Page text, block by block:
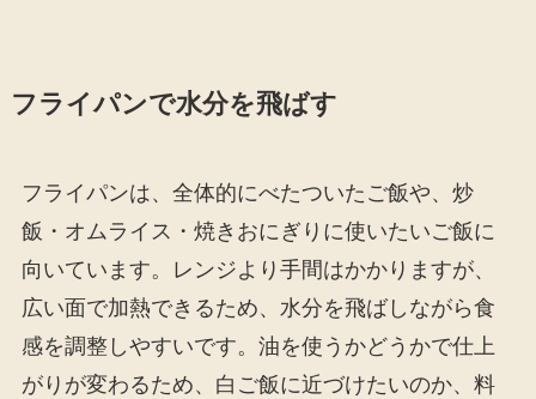
フライパンで水分を飛ばす
フライパンは、全体的にべたついたご飯や、炒
飯・オムライス・焼きおにぎりに使いたいご飯に
向いています。レンジより手間はかかりますが、
広い面で加熱できるため、水分を飛ばしながら食
感を調整しやすいです。油を使うかどうかで仕上
がりが変わるため、白ご飯に近づけたいのか、料